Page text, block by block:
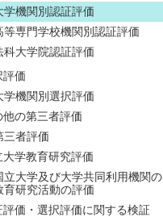
学機関別認証評価
等専門学校機関別認証評価
科大学院認証評価
評価
学機関別選択評価
他の第三者評価
三者評価
大学教育研究評価
立大学及び大学共同利用機関の
育研究活動の評価
評価・選択評価に関する検証